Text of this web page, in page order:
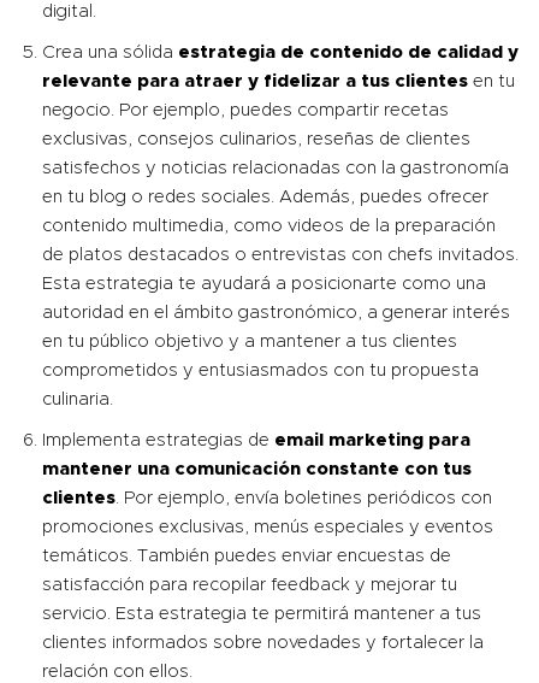
digital.
Crea una sólida estrategia de contenido de calidad y
relevante para atraer y fidelizar a tus clientes en tu
negocio. Por ejemplo, puedes compartir recetas
exclusivas, consejos culinarios, reseñas de clientes
satisfechos y noticias relacionadas con la gastronomía
en tu blog o redes sociales. Además, puedes ofrecer
contenido multimedia, como videos de la preparación
de platos destacados o entrevistas con chefs invitados.
Esta estrategia te ayudará a posicionarte como una
autoridad en el ámbito gastronómico, a generar interés
en tu público objetivo y a mantener a tus clientes
comprometidos y entusiasmados con tu propuesta
culinaria.
Implementa estrategias de email marketing para
mantener una comunicación constante con tus
clientes . Por ejemplo, envía boletines periódicos con
promociones exclusivas, menús especiales y eventos
temáticos. También puedes enviar encuestas de
satisfacción para recopilar feedback y mejorar tu
servicio. Esta estrategia te permitirá mantener a tus
clientes informados sobre novedades y fortalecer la
relación con ellos.